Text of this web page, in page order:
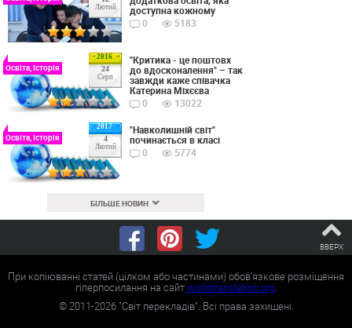
Лютий
доступна кожному
0
5183
2016
24
Серп
Освіта, Історія
"Критика - це поштовх
до вдосконалення" – так
завжди каже співачка
Катерина Міхєєва
0
13022
2017
4
Лютий
Освіта, Історія
"Навколишній світ"
починається в класі
0
5774
БІЛЬШЕ НОВИН
ВВЕРХ
При копіюванні статей (цілком або частинами) обов'язкове розміщення
гіперпосилання на сайтworldtranslation.org.
©2011-2026"Світ перекладів". Всі права захищені.